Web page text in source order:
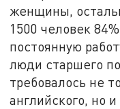
женщины,
1500 человек
постоянную
люди старшего
требовалось не
английского, но